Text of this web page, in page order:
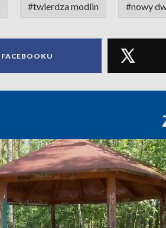
#twierdza modlin #nowy